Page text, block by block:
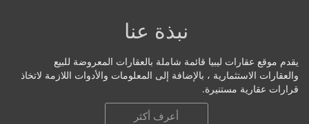
نبذة عنا
يقدم موقع عقارات ليبيا قائمة شاملة بالعقارات المعروضة للبيع
والعقارات الاستثمارية ، بالإضافة إلى المعلومات والأدوات اللازمة لاتخاذ
قرارات عقارية مستنيرة.
أعرف أكثر